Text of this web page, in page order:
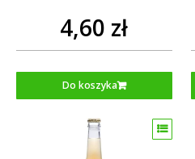
4,60 zł
Do koszyka